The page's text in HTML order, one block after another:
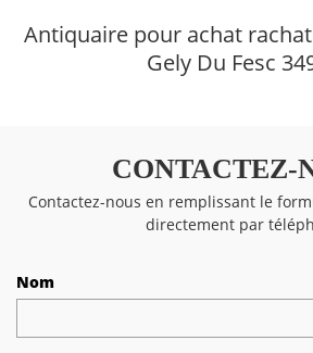
Antiquaire pour achat
Gely Du Fesc
CONTACTEZ-
Contactez-nous en remplissant le
directement par
Nom